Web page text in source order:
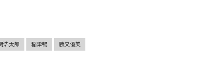
浩太郎 稲津暢 勝又優美